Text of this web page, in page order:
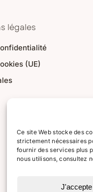
Ce site Web stocke des
strictement nécessaires
fournir des services plus
nous utilisons, consultez
J'accepte
légales
(UE)